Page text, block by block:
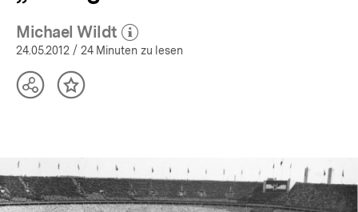
Michael Wildt
(Mehr zum Autor)
öffnen
24.05.2012 / 24 Minuten zu lesen
TeilenInhalt